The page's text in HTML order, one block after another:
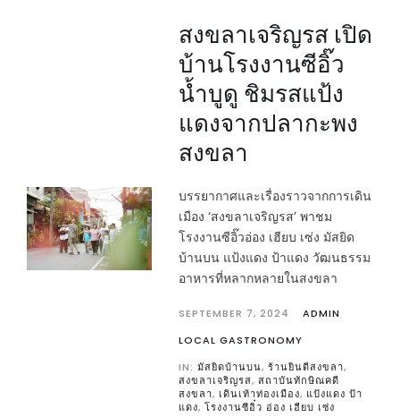
สงขลาเจริญรส เปิด
บ้านโรงงานซีอิ๊ว
น้ำบูดู ชิมรสแป้ง
แดงจากปลากะพง
สงขลา
บรรยากาศและเรื่องราวจากการเดิน
เมือง ‘สงขลาเจริญรส’ พาชม
โรงงานซีอิ๊วอ่อง เฮียบ เซ่ง มัสยิด
บ้านบน แป้งแดง ป้าแดง วัฒนธรรม
อาหารที่หลากหลายในสงขลา
SEPTEMBER 7, 2024
ADMIN
LOCAL GASTRONOMY
IN: มัสยิดบ้านบน, ร้านยินดีสงขลา,
สงขลาเจริญรส, สถาบันทักษิณคดี
สงขลา, เดินเท้าท่องเมือง, แป้งแดง ป้า
แดง, โรงงานซีอิ๋ว อ่อง เฮียบ เซ่ง